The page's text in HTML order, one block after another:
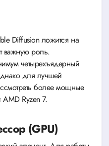
Diffusion ложится на
важную роль.
четырехъядерный
для лучшей
более мощные
Ryzen 7.
(GPU)